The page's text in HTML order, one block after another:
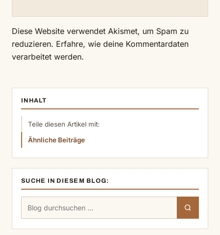
Diese Website verwendet Akismet, um Spam zu
reduzieren. Erfahre, wie deine Kommentardaten
verarbeitet werden.
INHALT
Teile diesen Artikel mit:
Ähnliche Beiträge
SUCHE IN DIESEM BLOG:
Suchen